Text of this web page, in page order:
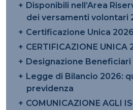
Disponibili nell’Area
dei versamenti volontari
Certificazione Unica
CERTIFICAZIONE UNICA
Designazione Beneficiari
Legge di Bilancio 2026:
previdenza
COMUNICAZIONE AGLI